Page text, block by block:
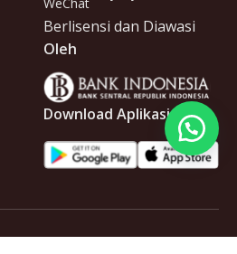
Berlisensi dan Diawasi
Oleh
Download Aplikasi